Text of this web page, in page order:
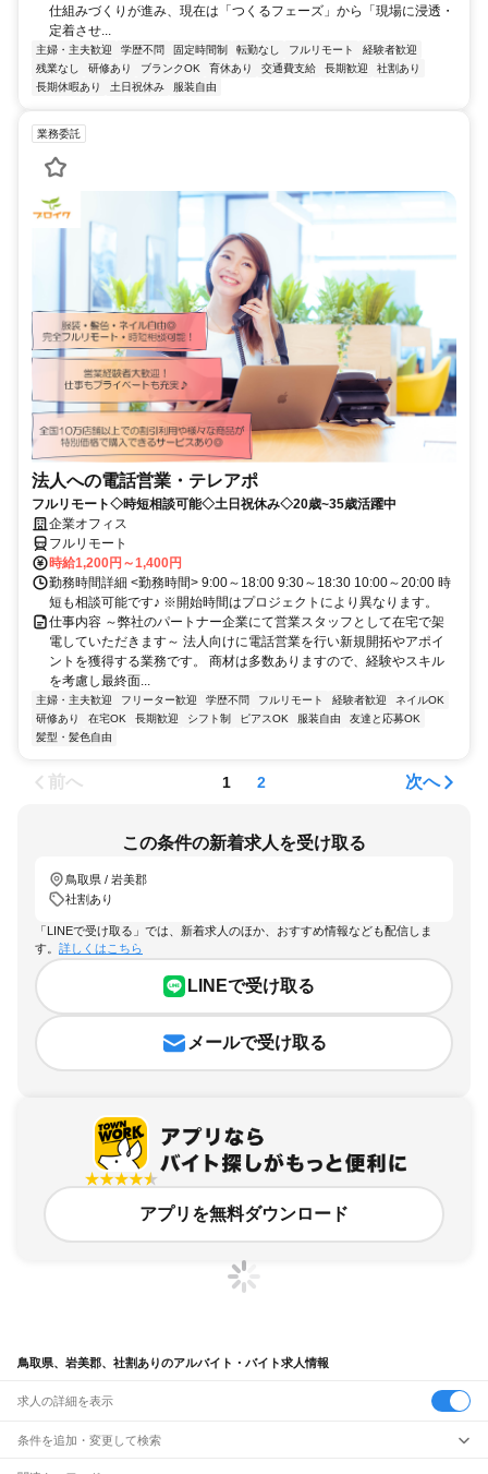
仕組みづくりが進み、現在は「つくるフェーズ」から「現場に浸透・
定着させ...
主婦・主夫歓迎 学歴不問 固定時間制 転勤なし フルリモート
経験者歓迎
残業なし
研修あり ブランクOK 育休あり 交通費支給 長期歓迎
社割あり
長期休暇あり
土日祝休み 服装自由
業務委託
法人への電話営業・テレアポ
フルリモート◇時短相談可能◇土日祝休み◇20歳~35歳活躍中
企業オフィス
フルリモート
時給1,200円～1,400円
勤務時間詳細 <勤務時間> 9:00～18:00 9:30～18:30 10:00～20:00 時
短も相談可能です♪ ※開始時間はプロジェクトにより異なります。
仕事内容 ～弊社のパートナー企業にて営業スタッフとして在宅で架
電していただきます～ 法人向けに電話営業を行い新規開拓やアポイ
ントを獲得する業務です。 商材は多数ありますので、経験やスキル
を考慮し最終面...
主婦・主夫歓迎 フリーター歓迎 学歴不問 フルリモート 経験者歓迎
ネイルOK
研修あり
在宅OK 長期歓迎 シフト制 ピアスOK 服装自由
友達と応募OK
髪型・髪色自由
前へ 1 2 次へ
この条件の新着求人を受け取る
鳥取県 / 岩美郡
社割あり
「LINEで受け取る」では、新着求人のほか、おすすめ情報なども配信しま
す。 詳しくはこちら
LINEで受け取る
メールで受け取る
アプリを無料ダウンロード
鳥取県、岩美郡、社割ありのアルバイト・バイト求人情報
求人の詳細を表示
条件を追加・変更して検索